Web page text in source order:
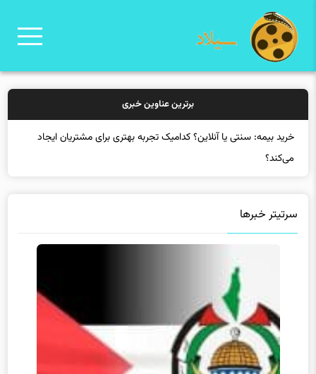
برترین عناوین خبری
خرید بیمه: سنتی یا آنلاین؟ کدامیک تجربه بهتری برای مشتریان ایجاد
می‌کند؟
سرتیتر خبرها